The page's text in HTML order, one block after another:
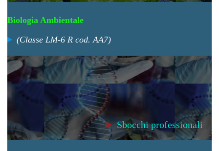
Biologia Ambientale
(Classe LM-6 R cod. AA7)
Sbocchi professionali